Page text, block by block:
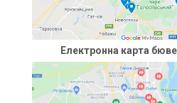
Електронна карта